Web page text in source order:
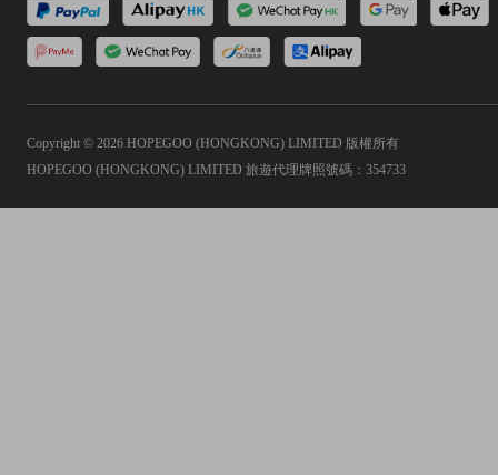
Copyright © 2026 HOPEGOO (HONGKONG) LIMITED 版權所有
HOPEGOO (HONGKONG) LIMITED 旅遊代理牌照號碼：354733